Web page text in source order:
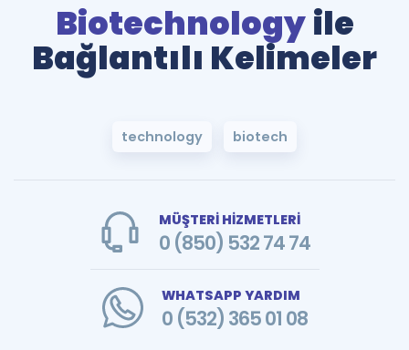
Biotechnologyile
Bağlantılı Kelimeler
technology biotech
MÜŞTERİ HİZMETLERİ
0 (850) 532 74 74
WHATSAPP YARDIM
0 (532) 365 01 08